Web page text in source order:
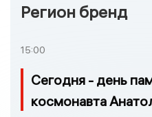
Регион бренд
15:00
Сегодня - день
космонавта